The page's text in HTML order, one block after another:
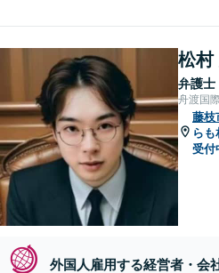
松村
弁護士
舟渡国
藤枝
らも
受付
外国人雇用する経営者・会